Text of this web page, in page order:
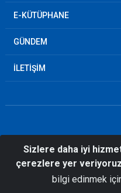
E-KÜTÜPHANE
GÜNDEM
İLETİŞİM
©
Sizlere daha iyi
çerezlere yer veriyoruz
bilgi edinmek